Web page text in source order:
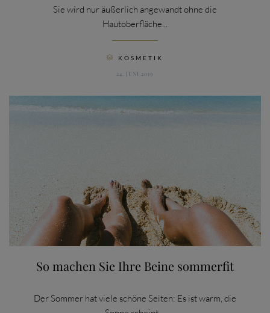
Sie wird nur äußerlich angewandt ohne die
Hautoberfläche...
 KOSMETIK
24. JUNI 2019
So machen Sie Ihre Beine sommerfit
Der Sommer hat viele schöne Seiten: Es ist warm, die